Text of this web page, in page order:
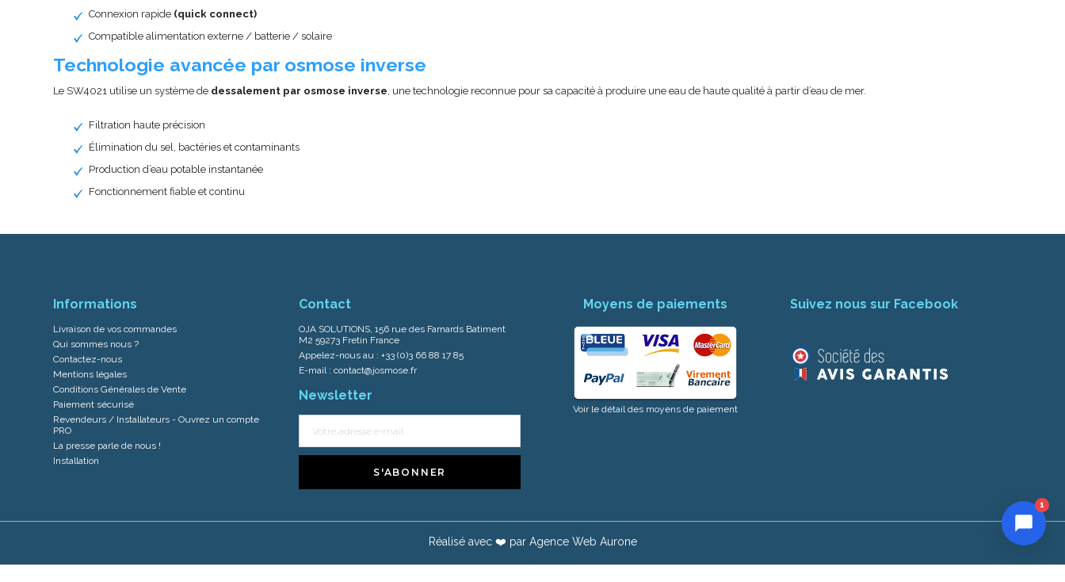
Connexion rapide (quick connect)
Compatible alimentation externe / batterie / solaire
Technologie avancée par osmose inverse
Le SW4021 utilise un système de dessalement par osmose inverse, une technologie reconnue pour sa capacité à produire une eau de haute qualité à partir d’eau de mer.
Filtration haute précision
Élimination du sel, bactéries et contaminants
Production d’eau potable instantanée
Fonctionnement fiable et continu
Informations
Livraison de vos commandes
Qui sommes nous ?
Contactez-nous
Mentions légales
Conditions Générales de Vente
Paiement sécurisé
Revendeurs / Installateurs - Ouvrez un compte
PRO
La presse parle de nous !
Installation
Contact
OJA SOLUTIONS, 156 rue des Famards Batiment
M2 59273 Fretin France
Appelez-nous au : +33 (0)3 66 88 17 85
E-mail : contact@josmose.fr
Newsletter
S'ABONNER
Moyens de paiements
Voir le détail des moyens de paiement
Suivez nous sur Facebook
Réalisé avec ❤️ par Agence Web Aurone
1